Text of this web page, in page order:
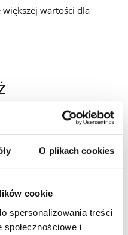
O plikach cookies
cookie
spersonalizowania treści
i
wartości dla
na prowadzenie
zwiększy ich
Epsilon aż 80%
marek zapewnienia im
Co więcej, klienci, którzy